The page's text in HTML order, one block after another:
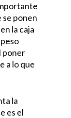
ponen
la caja
poner
a lo que
la
es el